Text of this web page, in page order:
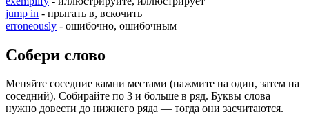
jump in - прыгать в, вскочить
erroneously - ошибочно, ошибочным
Собери слово
Меняйте соседние камни местами (нажмите на один, затем на
соседний). Собирайте по 3 и больше в ряд. Буквы слова
нужно довести до нижнего ряда — тогда они засчитаются.